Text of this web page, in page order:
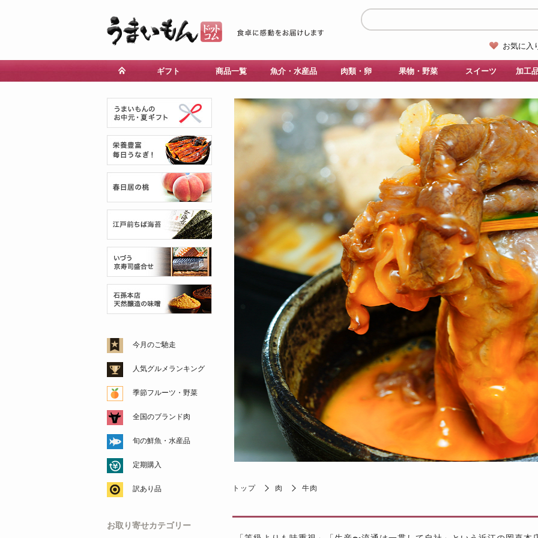
お気に入
ギフト 商品一覧 魚介・水産品 肉類・卵 果物・野菜 スイーツ 加工
トップ 肉 牛肉
今月のご馳走
人気グルメランキング
季節フルーツ・野菜
全国のブランド肉
旬の鮮魚・水産品
定期購入
訳あり品
お取り寄せカテゴリー